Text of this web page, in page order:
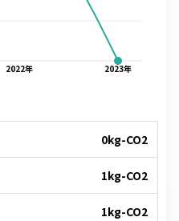
2022年 2023年
0kg-CO2
1kg-CO2
1kg-CO2